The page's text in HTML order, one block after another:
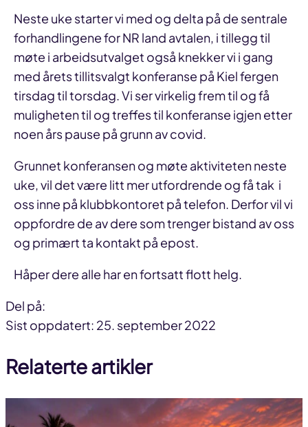
Neste uke starter vi med og delta på de sentrale
forhandlingene for NR land avtalen, i tillegg til
møte i arbeidsutvalget også knekker vi i gang
med årets tillitsvalgt konferanse på Kiel fergen
tirsdag til torsdag. Vi ser virkelig frem til og få
muligheten til og treffes til konferanse igjen etter
noen års pause på grunn av covid.
Grunnet konferansen og møte aktiviteten neste
uke, vil det være litt mer utfordrende og få tak i
oss inne på klubbkontoret på telefon. Derfor vil vi
oppfordre de av dere som trenger bistand av oss
og primært ta kontakt på epost.
Håper dere alle har en fortsatt flott helg.
Del på:
Del
facebook
Del
linkedin
Del
Sist oppdatert: 25. september 2022
Relaterte artikler